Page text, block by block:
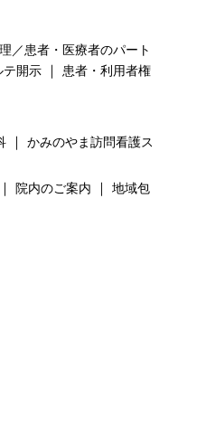
／患者・医療者のパート
テ開示
患者・利用者権
かみのやま訪問看護ス
院内のご案内
地域包